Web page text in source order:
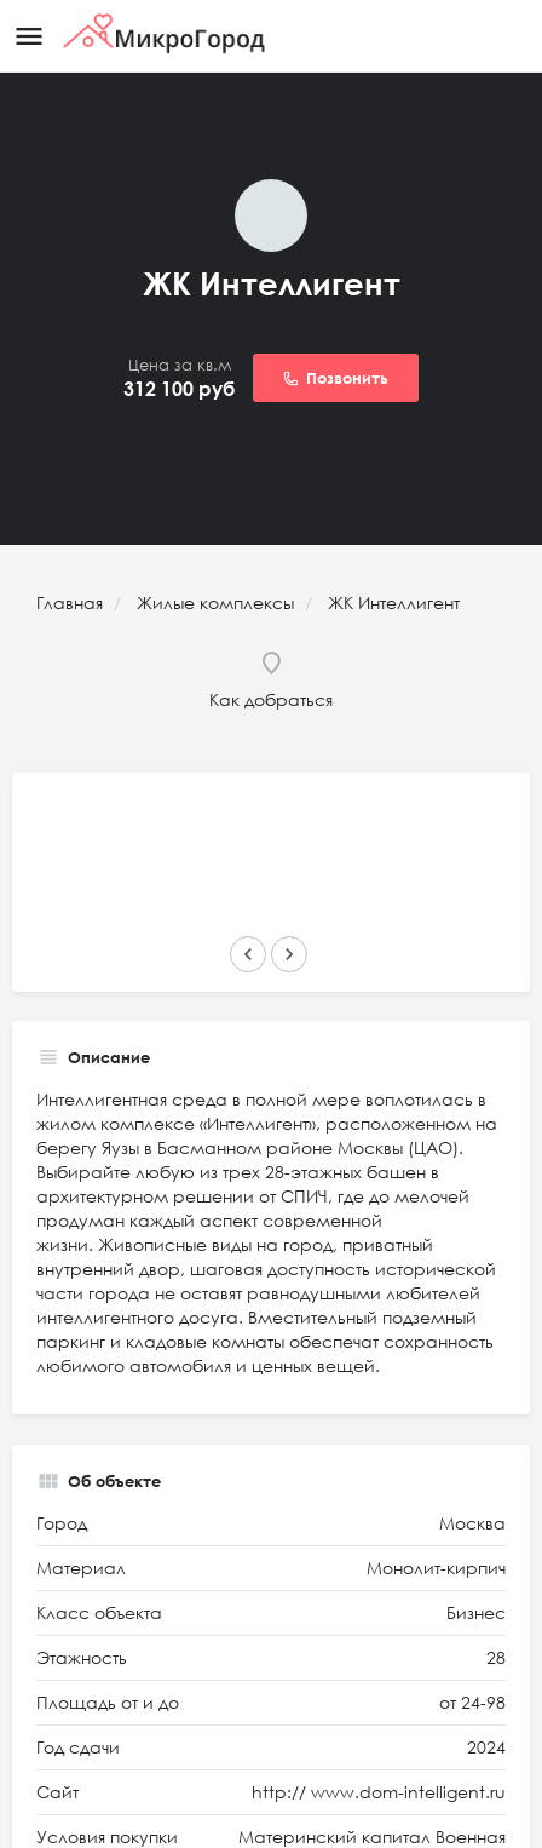
menu
ЖК Интеллигент
Цена за кв.м
312 100 руб Позвонить
Главная Жилые комплексы ЖК Интеллигент
Как добраться
keyboard_arrow_left keyboard_arrow_right
Описание
Интеллигентная среда в полной мере воплотилась в
жилом комплексе «Интеллигент», расположенном на
берегу Яузы в Басманном районе Москвы (ЦАО).
Выбирайте любую из трех 28-этажных башен в
архитектурном решении от СПИЧ, где до мелочей
продуман каждый аспект современной
жизни. Живописные виды на город, приватный
внутренний двор, шаговая доступность исторической
части города не оставят равнодушными любителей
интеллигентного досуга. Вместительный подземный
паркинг и кладовые комнаты обеспечат сохранность
любимого автомобиля и ценных вещей.
Об объекте
Город Москва
Материал Монолит-кирпич
Класс объекта Бизнес
Этажность 28
Площадь от и до от 24-98
Год сдачи 2024
Сайт http:// www.dom-intelligent.ru
Условия покупки
Материнский капитал Военная